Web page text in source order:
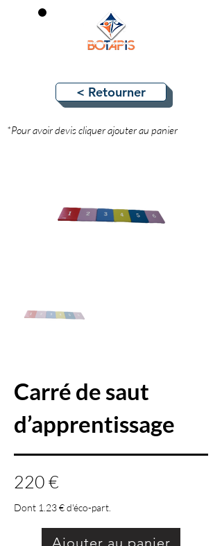
< Retourner
*Pour avoir devis cliquer ajouter au panier
Carré de saut
d’apprentissage
220 €
Dont 1.23 € d'éco-part.
Ajouter au panier